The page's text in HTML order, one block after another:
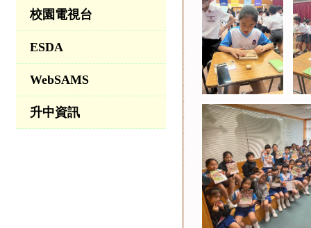
校園電視台
ESDA
WebSAMS
升中資訊